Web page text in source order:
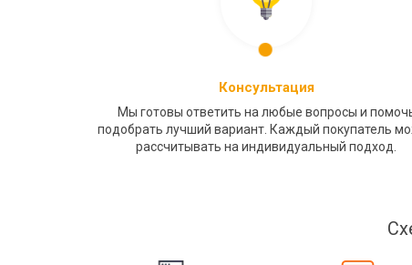
Консультация
Мы готовы ответить на любые вопросы и
подобрать лучший вариант. Каждый покупатель
рассчитывать на индивидуальный подход.